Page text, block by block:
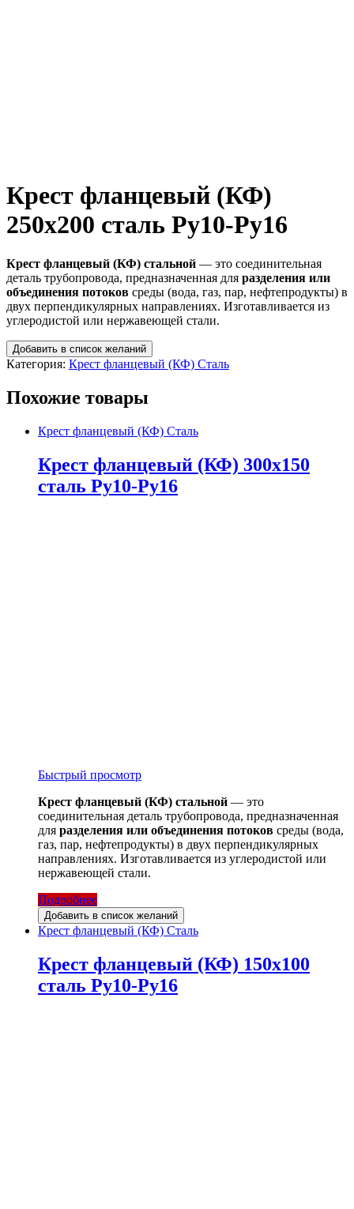
Крест фланцевый (КФ)
250х200 сталь Ру10-Ру16
Крест фланцевый (КФ) стальной — это соединительная
деталь трубопровода, предназначенная для разделения или
объединения потоков среды (вода, газ, пар, нефтепродукты) в
двух перпендикулярных направлениях. Изготавливается из
углеродистой или нержавеющей стали.
Добавить в список желаний
Категория: Крест фланцевый (КФ) Сталь
Похожие товары
Крест фланцевый (КФ) Сталь
Крест фланцевый (КФ) 300х150
сталь Ру10-Ру16
Быстрый просмотр
Крест фланцевый (КФ) стальной — это
соединительная деталь трубопровода, предназначенная
для разделения или объединения потоков среды (вода,
газ, пар, нефтепродукты) в двух перпендикулярных
направлениях. Изготавливается из углеродистой или
нержавеющей стали.
Подробнее
Добавить в список желаний
Крест фланцевый (КФ) Сталь
Крест фланцевый (КФ) 150х100
сталь Ру10-Ру16